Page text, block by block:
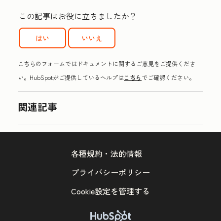
この記事はお役に立ちましたか？
はい いいえ
こちらのフォームではドキュメントに関するご意見をご提供くださ
い。HubSpotがご提供しているヘルプはこちらでご確認ください。
関連記事
各種規約・法的情報
プライバシーポリシー
Cookie設定を管理する